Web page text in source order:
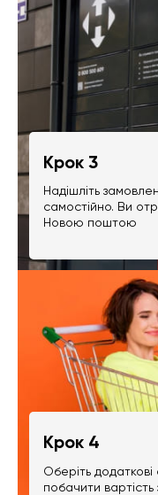
Крок 3
Надішліть
самостійно. Ви
Новою поштою
Крок 4
Оберіть
побачити